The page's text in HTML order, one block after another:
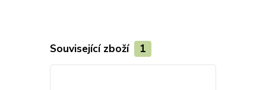
Související zboží 1